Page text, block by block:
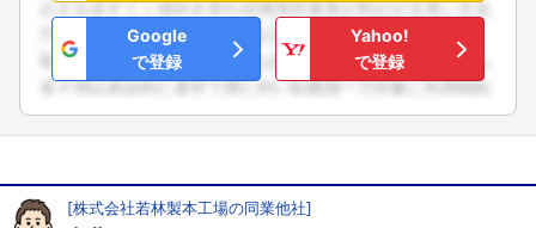
Google
で登録
Yahoo!
で登録
[株式会社若林製本工場の同業他社]